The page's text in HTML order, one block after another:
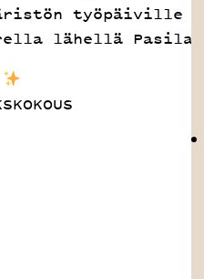
työpäiville
lähellä Pasilaa.